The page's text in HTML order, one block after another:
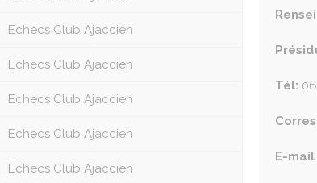
Echecs Club Ajaccien
Echecs Club Ajaccien
Echecs Club Ajaccien
Echecs Club Ajaccien
Echecs Club Ajaccien
Tél:
E-mail